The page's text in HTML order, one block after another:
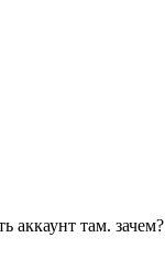
аккаунт там. зачем?